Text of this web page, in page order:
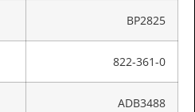
BP2825
822-361-0
ADB3488